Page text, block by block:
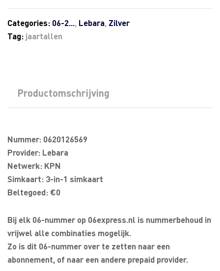
Categories: 06-2..., Lebara, Zilver
Tag: jaartallen
Productomschrijving
Nummer: 0620126569
Provider: Lebara
Netwerk: KPN
Simkaart: 3-in-1 simkaart
Beltegoed: €0
Bij elk 06-nummer op 06express.nl is nummerbehoud in
vrijwel alle combinaties mogelijk.
Zo is dit 06-nummer over te zetten naar een
abonnement, of naar een andere prepaid provider.